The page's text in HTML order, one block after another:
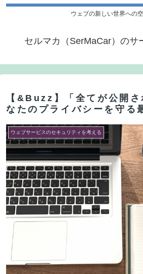
ウェブの新しい世界への
セルマカ（SerMaCar）のサ
【&Buzz】「全てが公開
なたのプライバシーを守る
ウェブサービスのセキュリティを考える